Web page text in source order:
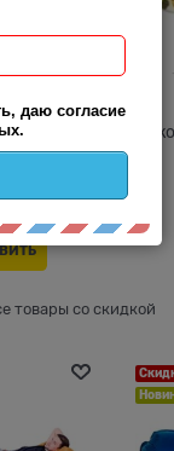
руб.
товары со скидкой
даю согласие